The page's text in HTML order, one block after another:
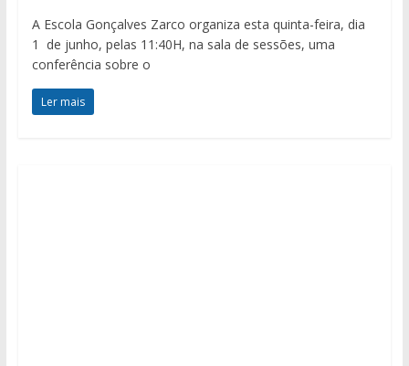
A Escola Gonçalves Zarco organiza esta quinta-feira, dia
1 de junho, pelas 11:40H, na sala de sessões, uma
conferência sobre o
Ler mais